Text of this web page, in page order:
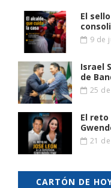
El
9 de
Israel
de
25
El reto
21
CARTÓN DE